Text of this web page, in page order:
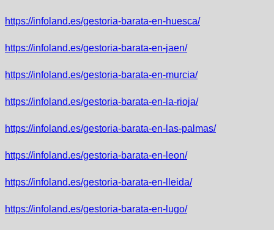
https://infoland.es/gestoria-barata-en-huesca/
https://infoland.es/gestoria-barata-en-jaen/
https://infoland.es/gestoria-barata-en-murcia/
https://infoland.es/gestoria-barata-en-la-rioja/
https://infoland.es/gestoria-barata-en-las-palmas/
https://infoland.es/gestoria-barata-en-leon/
https://infoland.es/gestoria-barata-en-lleida/
https://infoland.es/gestoria-barata-en-lugo/